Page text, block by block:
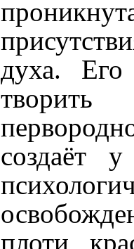
духа.
создаёт
плоти